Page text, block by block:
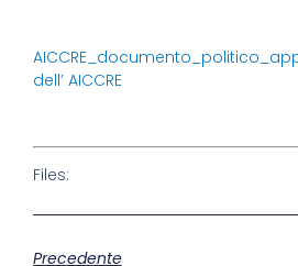
dell’ AICCRE
Files:
Precedente